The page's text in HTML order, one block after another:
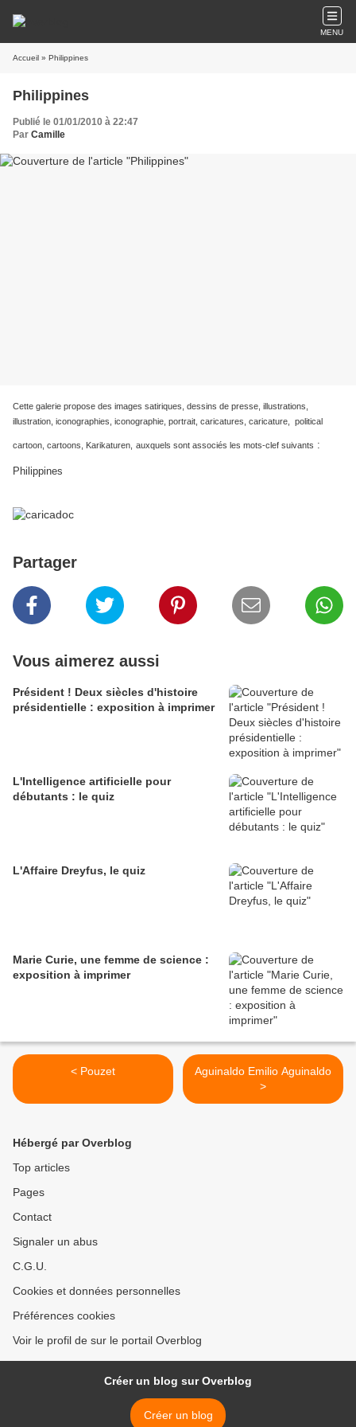
MENU
Accueil » Philippines
Philippines
Publié le 01/01/2010 à 22:47
Par Camille
Cette galerie propose des images satiriques, dessins de presse, illustrations,
illustration, iconographies, iconographie, portrait, caricatures, caricature, political
cartoon, cartoons, Karikaturen, auxquels sont associés les mots-clef suivants :
Philippines
Partager
Vous aimerez aussi
Président ! Deux siècles d'histoire
présidentielle : exposition à imprimer
L'Intelligence artificielle pour
débutants : le quiz
L'Affaire Dreyfus, le quiz
Marie Curie, une femme de science :
exposition à imprimer
< Pouzet
Aguinaldo Emilio Aguinaldo
>
Hébergé par Overblog
Top articles
Pages
Contact
Signaler un abus
C.G.U.
Cookies et données personnelles
Préférences cookies
Voir le profil de sur le portail Overblog
Créer un blog sur Overblog
Créer un blog